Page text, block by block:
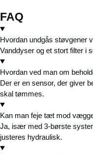
FAQ
Hvordan undgås støvgener
Vanddyser og et stort filter i
Hvordan ved man om
Der er en sensor, der giver
skal tømmes.
Kan man feje tæt mod
Ja, især med 3-børste
justeres hydraulisk.